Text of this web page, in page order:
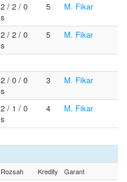
2 / 2 / 0
s
5 M. Fikar
2 / 2 / 0
s
5 M. Fikar
2 / 0 / 0
s
3 M. Fikar
2 / 1 / 0
s
4 M. Fikar
Rozsah Kredity Garant